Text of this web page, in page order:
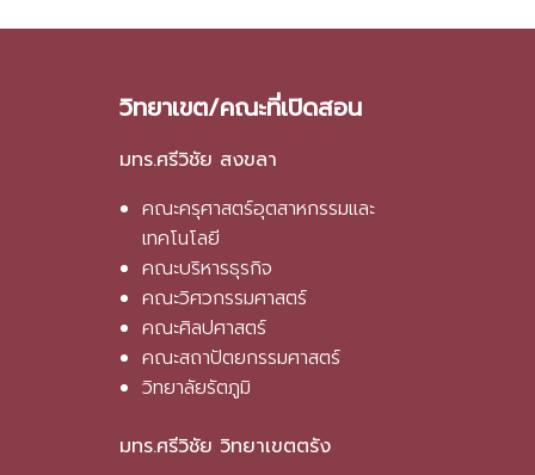
วิทยาเขต/คณะที่เปิดสอน
มทร.ศรีวิชัย สงขลา
คณะครุศาสตร์อุตสาหกรรมและ
เทคโนโลยี
คณะบริหารธุรกิจ
คณะวิศวกรรมศาสตร์
คณะศิลปศาสตร์
คณะสถาปัตยกรรมศาสตร์
วิทยาลัยรัตภูมิ
มทร.ศรีวิชัย วิทยาเขตตรัง